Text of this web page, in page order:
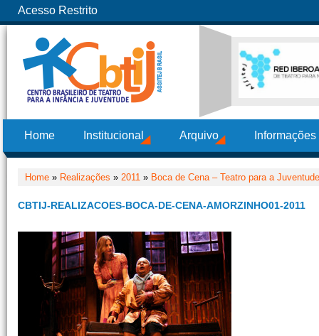
Acesso Restrito
Home Institucional Arquivo
Home » Realizações » 2011 » Boca de Cena – Teatro para a
CBTIJ-REALIZACOES-BOCA-DE-CENA-AMORZINHO01-2011